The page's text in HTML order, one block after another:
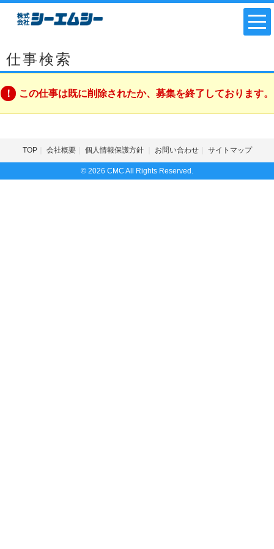
仕事検索
この仕事は既に削除されたか、募集を終了しております。
TOP 会社概要 個人情報保護方針 お問い合わせ サイトマップ
© 2026 CMC All Rights Reserved.